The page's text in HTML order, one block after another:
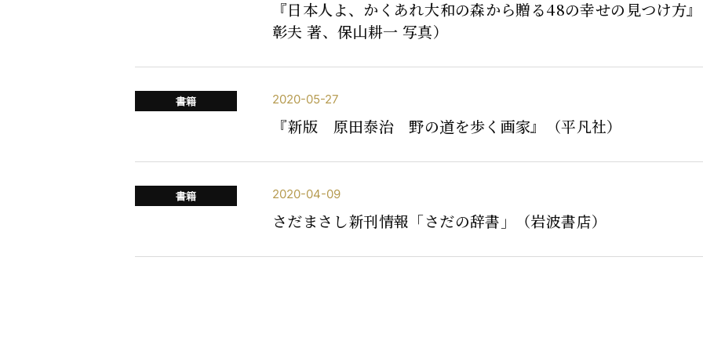
『日本人よ、かくあれ――大和の森から贈る48の幸せの見つけ方
彰夫 著、保山耕一 写真）
書籍 2020-05-27
『新版 原田泰治 野の道を歩く画家』（平凡社）
書籍 2020-04-09
さだまさし新刊情報「さだの辞書」（岩波書店）